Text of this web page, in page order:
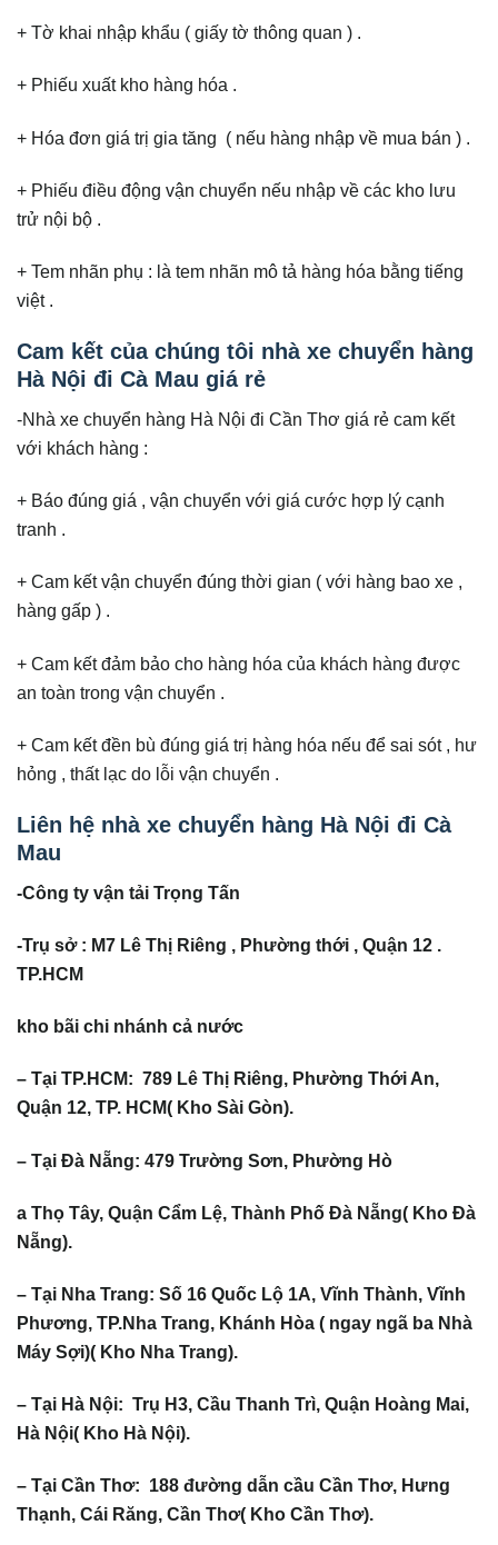
+ Tờ khai nhập khẩu ( giấy tờ thông quan ) .
+ Phiếu xuất kho hàng hóa .
+ Hóa đơn giá trị gia tăng ( nếu hàng nhập về mua bán ) .
+ Phiếu điều động vận chuyển nếu nhập về các kho lưu
trử nội bộ .
+ Tem nhãn phụ : là tem nhãn mô tả hàng hóa bằng tiếng
việt .
Cam kết của chúng tôi nhà xe chuyển hàng
Hà Nội đi Cà Mau giá rẻ
-Nhà xe chuyển hàng Hà Nội đi Cần Thơ giá rẻ cam kết
với khách hàng :
+ Báo đúng giá , vận chuyển với giá cước hợp lý cạnh
tranh .
+ Cam kết vận chuyển đúng thời gian ( với hàng bao xe ,
hàng gấp ) .
+ Cam kết đảm bảo cho hàng hóa của khách hàng được
an toàn trong vận chuyển .
+ Cam kết đền bù đúng giá trị hàng hóa nếu để sai sót , hư
hỏng , thất lạc do lỗi vận chuyển .
Liên hệ nhà xe chuyển hàng Hà Nội đi Cà
Mau
-Công ty vận tải Trọng Tấn
-Trụ sở : M7 Lê Thị Riêng , Phường thới , Quận 12 .
TP.HCM
kho bãi chi nhánh cả nước
– Tại TP.HCM: 789 Lê Thị Riêng, Phường Thới An,
Quận 12, TP. HCM( Kho Sài Gòn).
– Tại Đà Nẵng: 479 Trường Sơn, Phường Hò
a Thọ Tây, Quận Cẩm Lệ, Thành Phố Đà Nẵng( Kho Đà
Nẵng).
– Tại Nha Trang: Số 16 Quốc Lộ 1A, Vĩnh Thành, Vĩnh
Phương, TP.Nha Trang, Khánh Hòa ( ngay ngã ba Nhà
Máy Sợi)( Kho Nha Trang).
– Tại Hà Nội: Trụ H3, Cầu Thanh Trì, Quận Hoàng Mai,
Hà Nội( Kho Hà Nội).
– Tại Cần Thơ: 188 đường dẫn cầu Cần Thơ, Hưng
Thạnh, Cái Răng, Cần Thơ( Kho Cần Thơ).